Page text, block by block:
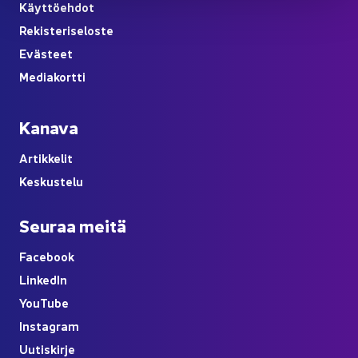
Käyt­tö­eh­dot
Re­kis­te­ri­se­los­te
Eväs­teet
Me­dia­kort­ti
Ka­na­va
Ar­tik­ke­lit
Kes­kus­te­lu
Seu­raa meitä
Face­book
Lin­ke­dIn
YouTube
Ins­ta­gram
Uu­tis­kir­je